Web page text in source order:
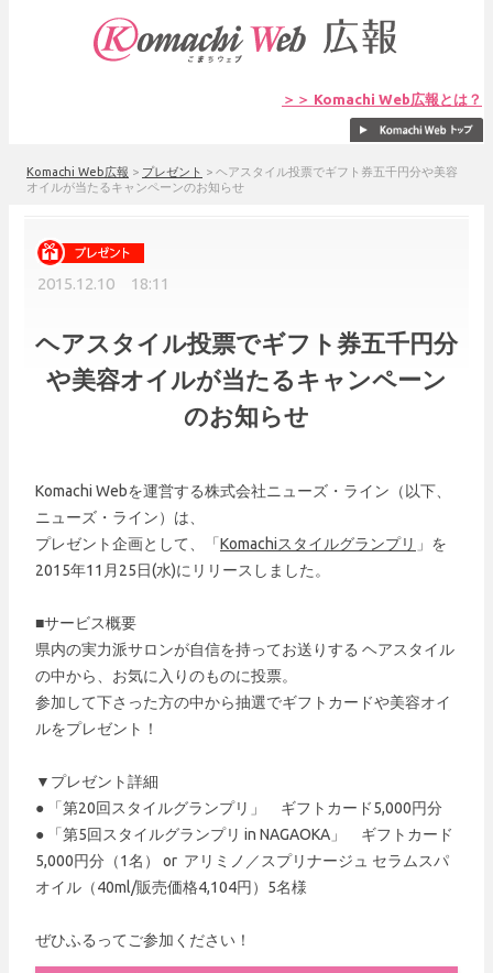
＞＞ Komachi Web広報とは？
Komachi Web広報 > プレゼント > ヘアスタイル投票でギフト券五千円分や美容
オイルが当たるキャンペーンのお知らせ
2015.12.10 18:11
ヘアスタイル投票でギフト券五千円分
や美容オイルが当たるキャンペーン
のお知らせ
Komachi Webを運営する株式会社ニューズ・ライン（以下、
ニューズ・ライン）は、
プレゼント企画として、「Komachiスタイルグランプリ 」を
2015年11月25日(水)にリリースしました。
■サービス概要
県内の実力派サロンが自信を持ってお送りする ヘアスタイル
の中から、お気に入りのものに投票。
参加して下さった方の中から抽選でギフトカードや美容オイ
ルをプレゼント！
▼プレゼント詳細
● 「第20回スタイルグランプリ」 ギフトカード5,000円分
● 「第5回スタイルグランプリ in NAGAOKA」 ギフトカード
5,000円分（1名） or アリミノ／スプリナージュ セラムスパ
オイル（40ml/販売価格4,104円）5名様
ぜひふるってご参加ください！